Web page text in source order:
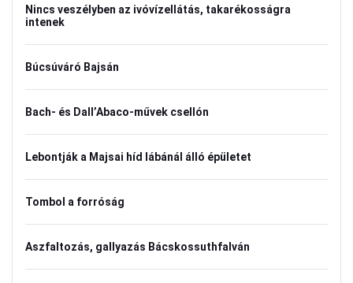
Nincs veszélyben az ivóvízellátás, takarékosságra
intenek
Búcsúváró Bajsán
Bach- és Dall’Abaco-művek csellón
Lebontják a Majsai híd lábánál álló épületet
Tombol a forróság
Aszfaltozás, gallyazás Bácskossuthfalván